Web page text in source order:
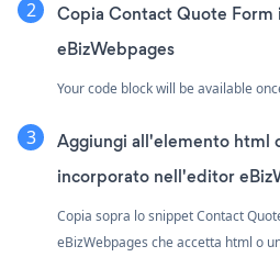
Copia Contact Quote
eBizWebpages
Your code block will be available
Aggiungi all'elemento html
incorporato nell'editor
Copia sopra lo snippet Contact
eBizWebpages che accetta html o